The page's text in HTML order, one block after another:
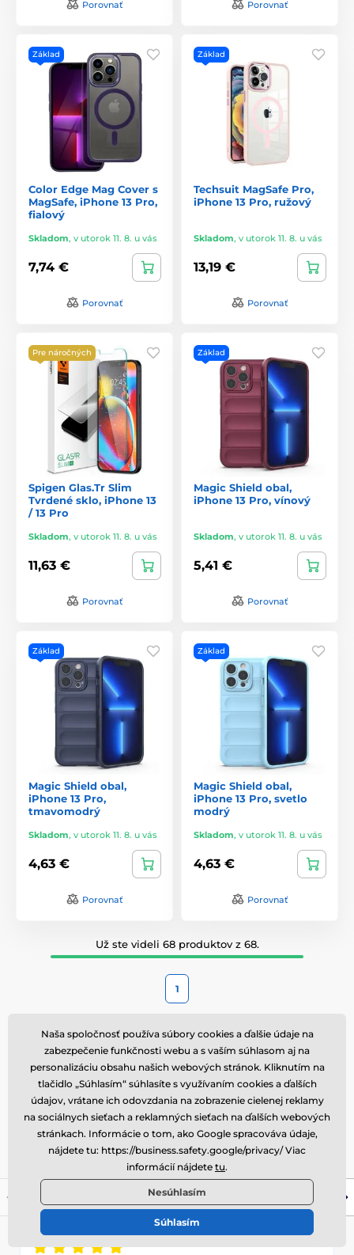
Porovnať Porovnať
Základ
Color Edge Mag Cover s
MagSafe, iPhone 13 Pro,
fialový
Skladom, v utorok 11. 8. u vás
7,74 €
Porovnať
Základ
Techsuit MagSafe Pro,
iPhone 13 Pro, ružový
Skladom, v utorok 11. 8. u vás
13,19 €
Porovnať
Pre náročných
Spigen Glas.Tr Slim
Tvrdené sklo, iPhone 13
/ 13 Pro
Skladom, v utorok 11. 8. u vás
11,63 €
Porovnať
Základ
Magic Shield obal,
iPhone 13 Pro, vínový
Skladom, v utorok 11. 8. u vás
5,41 €
Porovnať
Základ
Magic Shield obal,
iPhone 13 Pro,
tmavomodrý
Skladom, v utorok 11. 8. u vás
4,63 €
Porovnať
Základ
Magic Shield obal,
iPhone 13 Pro, svetlo
modrý
Skladom, v utorok 11. 8. u vás
4,63 €
Porovnať
Už ste videli 68 produktov z 68.
1
Overené
našimi zákazníkmi
95%
zákazníkov odporúča
náš obchod
Super rýchle dodanie. A cena produktov
Overený zákazník, 8. 8. 2026
Naša spoločnosť používa súbory cookies a ďalšie údaje na
zabezpečenie funkčnosti webu a s vaším súhlasom aj na
personalizáciu obsahu našich webových stránok. Kliknutím na
tlačidlo „Súhlasím“ súhlasíte s využívaním cookies a ďalších
údajov, vrátane ich odovzdania na zobrazenie cielenej reklamy
na sociálnych sieťach a reklamných sieťach na ďalších webových
stránkach. Informácie o tom, ako Google spracováva údaje,
nájdete tu: https://business.safety.google/privacy/ Viac
informácií nájdete tu.
Nesúhlasím
Súhlasím